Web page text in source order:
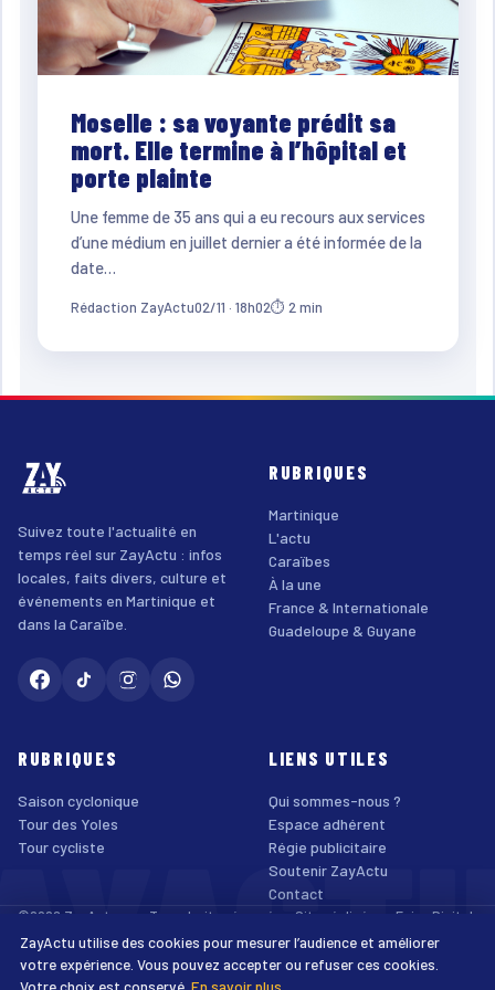
Moselle : sa voyante prédit sa
mort. Elle termine à l’hôpital et
porte plainte
Une femme de 35 ans qui a eu recours aux services
d’une médium en juillet dernier a été informée de la
date…
Rédaction ZayActu02/11 · 18h02⏱ 2 min
Suivez toute l'actualité en
temps réel sur ZayActu : infos
locales, faits divers, culture et
événements en Martinique et
dans la Caraïbe.
RUBRIQUES
Martinique
L'actu
Caraïbes
À la une
France & Internationale
Guadeloupe & Guyane
RUBRIQUES
Saison cyclonique
Tour des Yoles
Tour cycliste
LIENS UTILES
Qui sommes-nous ?
Espace adhérent
Régie publicitaire
Soutenir ZayActu
Contact
©2026 ZayActu.org. Tous droits réservés. · Site réalisé par Enjoy Digital
Agency
Mentions légales
Confidentialité Cookies Accessibilité
ZayActu utilise des cookies pour mesurer l’audience et améliorer
votre expérience. Vous pouvez accepter ou refuser ces cookies.
Votre choix est conservé. En savoir plus